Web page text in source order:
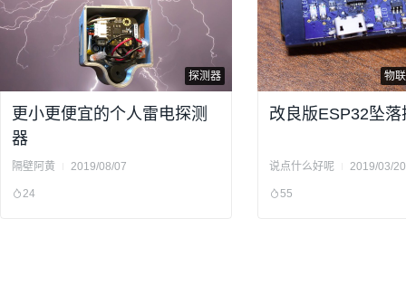
探测器
更小更便宜的个人雷电探测
器
隔壁阿黄 2019/08/07
24
物
改良版ESP32坠落
说点什么好呢 2019/03/20
55